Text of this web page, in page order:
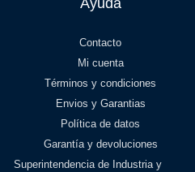
Ayuda
Contacto
Mi cuenta
Términos y condiciones
Envios y Garantias
Política de datos
Garantía y devoluciones
Superintendencia de Industria y